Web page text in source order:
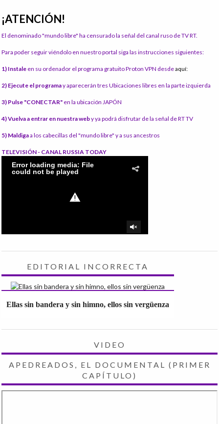
¡ATENCIÓN!
El denominado "mundo libre" ha censurado la señal del canal ruso de TV RT.
Para poder seguir viéndolo en nuestro portal siga las instrucciones siguientes:
1) Instale en su ordenador el programa gratuito Proton VPN desdeaquí:
2) Ejecute el programay aparecerán tres Ubicaciones libres en la parte izquierda
3) Pulse "CONECTAR" en la ubicación JAPÓN
4) Vuelva a entrar en nuestra weby ya podrá disfrutar de la señal de RT TV
5) Maldigaa los cabecillas del "mundo libre" y a sus ancestros
TELEVISIÓN - CANAL RUSSIA TODAY
EDITORIAL INCORRECTA
Ellas sin bandera y sin himno, ellos sin vergüenza
VIDEO
APEDREADOS, EL DOCUMENTAL (PRIMER
CAPÍTULO)